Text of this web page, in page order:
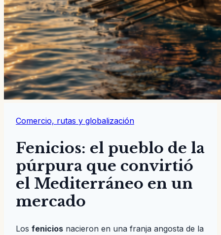
Comercio, rutas y globalización
Fenicios: el pueblo de la
púrpura que convirtió
el Mediterráneo en un
mercado
Los fenicios nacieron en una franja angosta de la